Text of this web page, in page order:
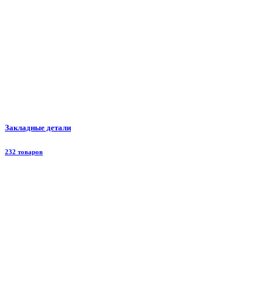
Закладные детали
232 товаров